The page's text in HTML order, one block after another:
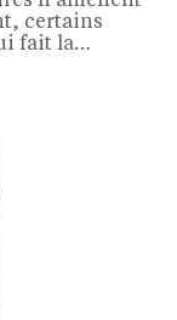
certains
fait la